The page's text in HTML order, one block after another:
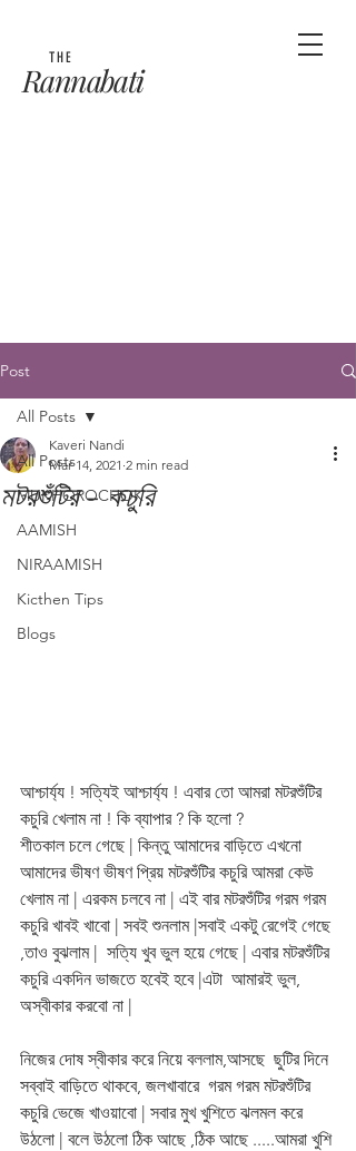
THE
Rannabati
Post
All Posts
MUKHOROCHOK
AAMISH
NIRAAMISH
Kicthen Tips
Blogs
All Posts
মটরশুঁটির - কচুরি
Kaveri Nandi
Mar 14, 2021 2 min read
আশ্চার্য্য ! সত্যিই আশ্চার্য্য ! এবার তো আমরা মটরশুঁটির
কচুরি খেলাম না ! কি ব্যাপার ? কি হলো ?
শীতকাল চলে গেছে | কিন্তু আমাদের বাড়িতে এখনো
আমাদের ভীষণ ভীষণ প্রিয় মটরশুঁটির কচুরি আমরা কেউ
খেলাম না | এরকম চলবে না | এই বার মটরশুঁটির গরম গরম
কচুরি খাবই খাবো | সবই শুনলাম |সবাই একটু রেগেই গেছে
,তাও বুঝলাম |  সত্যি খুব ভুল হয়ে গেছে | এবার মটরশুঁটির
কচুরি একদিন ভাজতে হবেই হবে |এটা  আমারই ভুল,
অস্বীকার করবো না |
নিজের দোষ স্বীকার করে নিয়ে বললাম,আসছে  ছুটির দিনে
সব্বাই বাড়িতে থাকবে, জলখাবারে  গরম গরম মটরশুঁটির
কচুরি ভেজে খাওয়াবো | সবার মুখ খুশিতে ঝলমল করে
উঠলো | বলে উঠলো ঠিক আছে ,ঠিক আছে .....আমরা খুশি